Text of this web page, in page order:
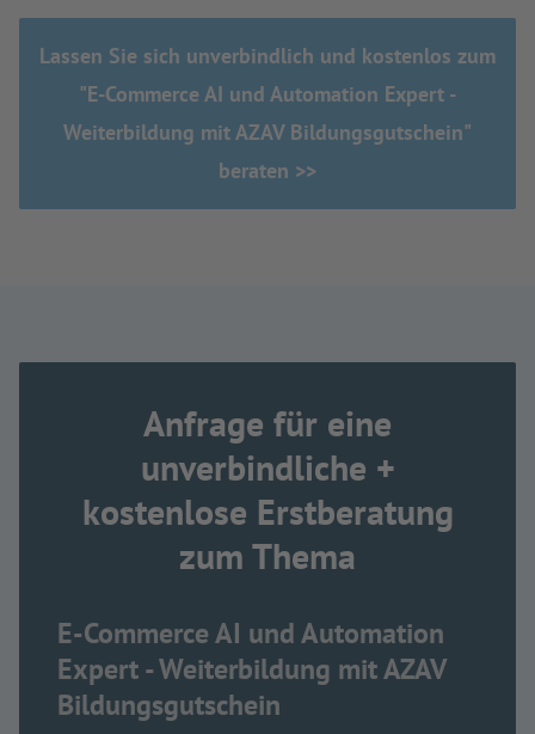
Lassen Sie sich unverbindlich und kostenlos zum
"E-Commerce AI und Automation Expert -
Weiterbildung mit AZAV Bildungsgutschein"
beraten >>
Anfrage für eine
unverbindliche +
kostenlose Erstberatung
zum Thema
E-Commerce AI und Automation
Expert - Weiterbildung mit AZAV
Bildungsgutschein